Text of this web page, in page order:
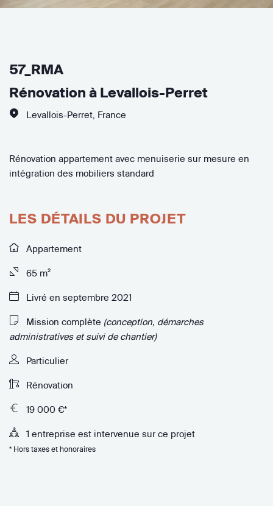
57_RMA
Rénovation à Levallois-Perret
Levallois-Perret France
Rénovation appartement avec menuiserie sur mesure en
intégration des mobiliers standard
LES DÉTAILS DU PROJET
Appartement
65 m²
Livré en septembre 2021
Mission complète (conception, démarches
administratives et suivi de chantier)
Particulier
Rénovation
19 000 €*
1 entreprise est intervenue sur ce projet
* Hors taxes et honoraires